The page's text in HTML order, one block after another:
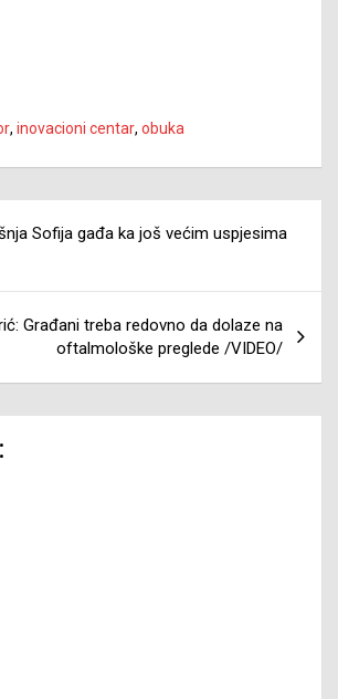
, inovacioni centar, obuka
Sofija gađa ka još većim uspjesima
Građani treba redovno da dolaze na
oftalmološke preglede /VIDEO/